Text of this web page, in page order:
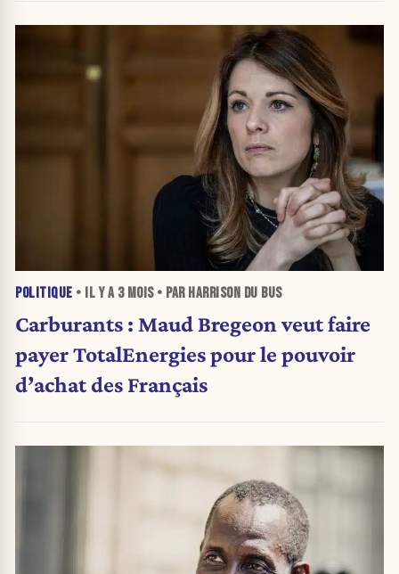
POLITIQUE • IL Y A 3 MOIS• PAR HARRISON DU BUS
Carburants : Maud Bregeon veut faire
payer TotalEnergies pour le pouvoir
d’achat des Français